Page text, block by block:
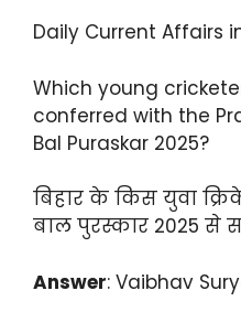
Daily Current Affairs
Which young
conferred with the
Bal Puraskar 2025?
बिहार के किस युवा
बाल पुरस्कार 2025 से
Answer: Vaibhav